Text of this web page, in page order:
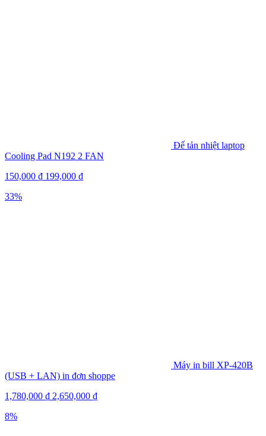
Đế tản nhiệt laptop
Cooling Pad N192 2 FAN
150,000 ₫ 199,000 ₫
33%
Máy in bill XP-420B
(USB + LAN) in đơn shoppe
1,780,000 ₫ 2,650,000 ₫
8%